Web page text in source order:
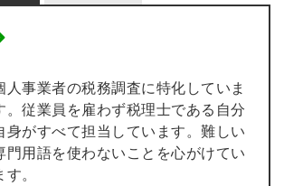
人事業者の税務調査に特化していま
。従業員を雇わず税理士である自分
身がすべて担当しています。難しい
門用語を使わないことを心がけてい
す。